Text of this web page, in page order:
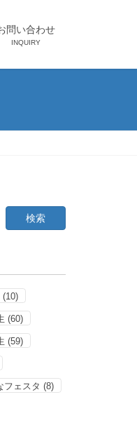
問い合わせ
INQUIRY
(10)
(60)
(59)
フェスタ (8)